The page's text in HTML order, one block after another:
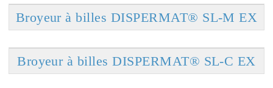
Broyeur à billes DISPERMAT® SL-M EX
Broyeur à billes DISPERMAT® SL-C EX